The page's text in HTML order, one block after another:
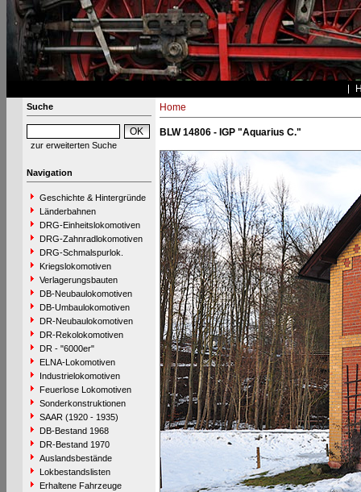
Suche
zur erweiterten Suche
Navigation
Geschichte & Hintergründe
Länderbahnen
DRG-Einheitslokomotiven
DRG-Zahnradlokomotiven
DRG-Schmalspurlok.
Kriegslokomotiven
Verlagerungsbauten
DB-Neubaulokomotiven
DB-Umbaulokomotiven
DR-Neubaulokomotiven
DR-Rekolokomotiven
DR - "6000er"
ELNA-Lokomotiven
Industrielokomotiven
Feuerlose Lokomotiven
Sonderkonstruktionen
SAAR (1920 - 1935)
DB-Bestand 1968
DR-Bestand 1970
Auslandsbestände
Lokbestandslisten
Erhaltene Fahrzeuge
Home
BLW 14806 - IGP "Aquarius C."